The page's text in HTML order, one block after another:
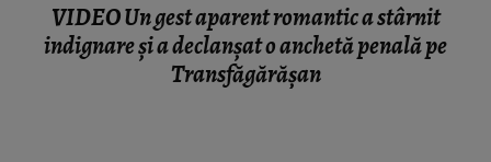
VIDEO Un gest aparent romantic a stârnit
indignare și a declanșat o anchetă penală pe
Transfăgărășan